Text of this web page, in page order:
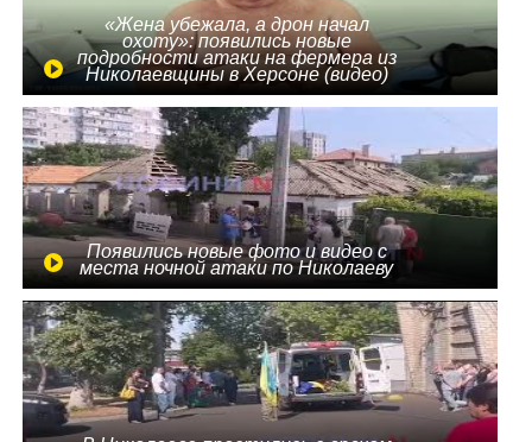
«Жена убежала, а дрон начал
охоту»: появились новые
подробности атаки на фермера из
Николаевщины в Херсоне (видео)
Появились новые фото и видео с
места ночной атаки по Николаеву